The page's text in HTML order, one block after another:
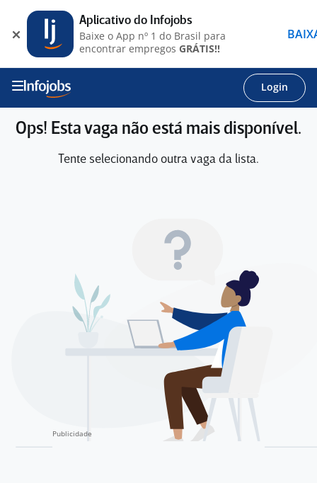
Login
Ops! Esta vaga não está mais disponível.
Tente selecionando outra vaga da lista.
Aplicativo do Infojobs
Baixe o App nº 1 do Brasil para
encontrar empregos GRÁTIS!!